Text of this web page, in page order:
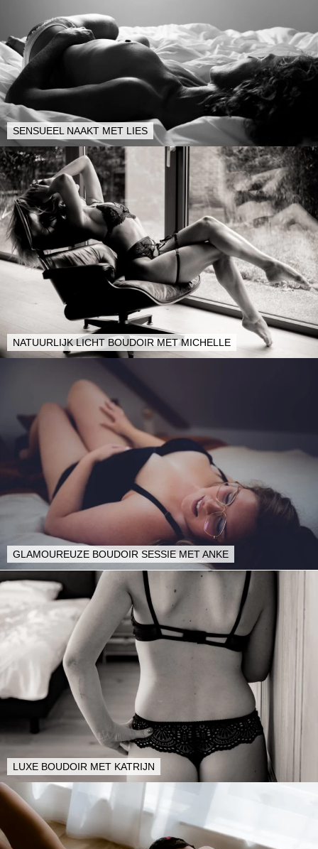
SENSUEEL NAAKT MET LIES
NATUURLIJK LICHT BOUDOIR MET MICHELLE
GLAMOUREUZE BOUDOIR SESSIE MET ANKE
LUXE BOUDOIR MET KATRIJN